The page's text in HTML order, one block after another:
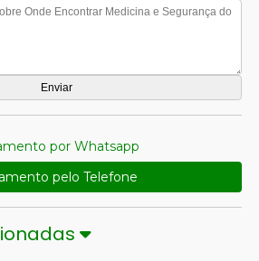
por Whatsapp
pelo Telefone